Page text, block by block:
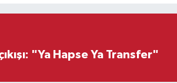
"Ya Hapse Ya Transfer"